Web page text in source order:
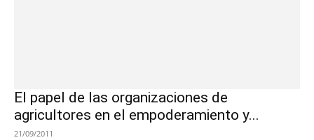
El papel de las organizaciones de
agricultores en el empoderamiento y...
21/09/2011